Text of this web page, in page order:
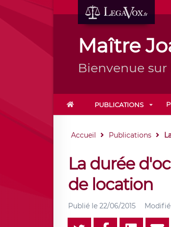
Maître
Bienvenue
PUBLICATIONS
Accueil Publications
La durée
de location
Publié le 22/06/2015